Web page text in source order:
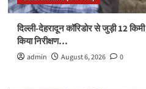
दिल्ली-देहरादून कॉरिडोर से जुड़ी 12
किया निरीक्षण…
admin August 6, 2026 0